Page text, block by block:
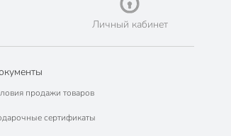
Личный кабинет
продажи товаров
сертификаты